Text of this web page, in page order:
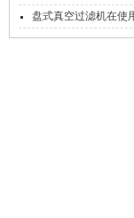
盘式真空过滤机在使
留的过滤液怎么处理